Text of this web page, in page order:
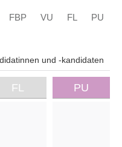
FBP VU FL PU
und -kandidaten
FL PU